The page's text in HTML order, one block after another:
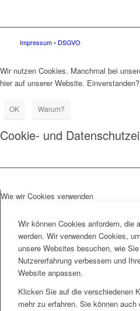
Impressum• DSGVO
Wir nutzen Cookies. Manchmal bei
hier auf unserer Website. Einverstanden?
OK Warum?
Cookie- und
Wie wir Cookies verwenden
Wir können Cookies anfordern, die
werden. Wir verwenden Cookies,
unsere Websites besuchen, wie
Nutzererfahrung verbessern und
Website anpassen.
Klicken Sie auf die verschiedenen
mehr zu erfahren. Sie können